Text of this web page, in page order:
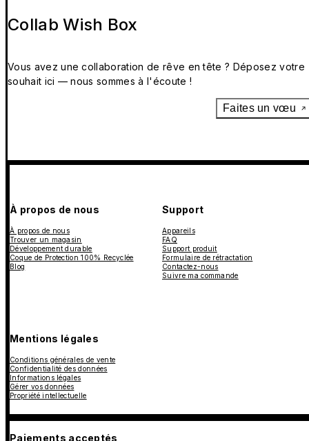
Collab Wish Box
Vous avez une collaboration de rêve en tête ? Déposez votre
souhait ici — nous sommes à l'écoute !
Faites un vœu
À propos de nous
À propos de nous
Trouver un magasin
Développement durable
Coque de Protection 100% Recyclée
Blog
Support
Appareils
FAQ
Support produit
Formulaire de rétractation
Contactez-nous
Suivre ma commande
Mentions légales
Conditions générales de vente
Confidentialité des données
Informations légales
Gérer vos données
Propriété intellectuelle
Paiements acceptés